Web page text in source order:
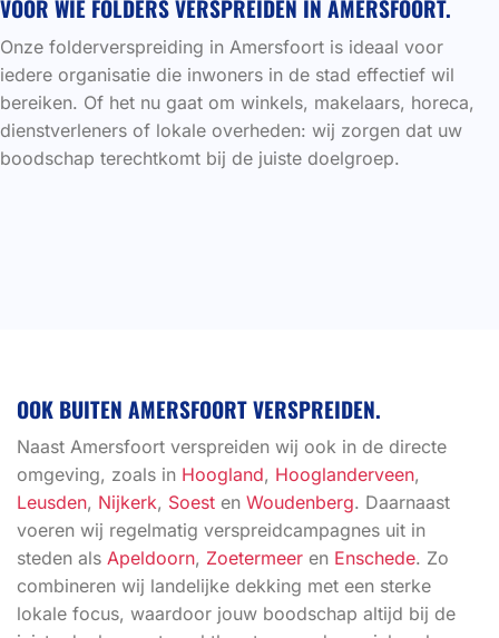
VOOR WIE FOLDERS VERSPREIDEN IN AMERSFOORT.
Onze folderverspreiding in Amersfoort is ideaal voor
iedere organisatie die inwoners in de stad effectief wil
bereiken. Of het nu gaat om winkels, makelaars, horeca,
dienstverleners of lokale overheden: wij zorgen dat uw
boodschap terechtkomt bij de juiste doelgroep.
OOK BUITEN AMERSFOORT VERSPREIDEN.
Naast Amersfoort verspreiden wij ook in de directe
omgeving, zoals in Hoogland, Hooglanderveen,
Leusden, Nijkerk, Soest en Woudenberg. Daarnaast
voeren wij regelmatig verspreidcampagnes uit in
steden als Apeldoorn, Zoetermeer en Enschede. Zo
combineren wij landelijke dekking met een sterke
lokale focus, waardoor jouw boodschap altijd bij de